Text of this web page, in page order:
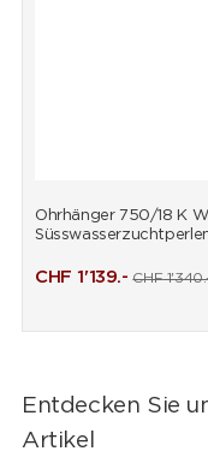
Ohrhänger 750/18 K
CHF 1'139.- CHF
Entdecken Sie
Artikel